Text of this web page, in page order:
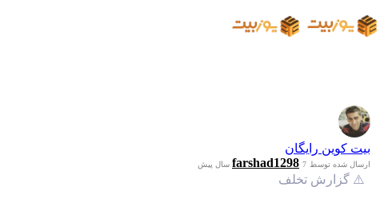
بیت کوین رایگان
ارسال شده توسط farshad1298 7 سال پیش
⚠️ گزارش تخلف